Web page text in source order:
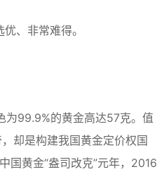
、非常难得。
99.9%的黄金高达57克。值
却是构建我国黄金定价权国
国黄金“盎司改克”元年，2016